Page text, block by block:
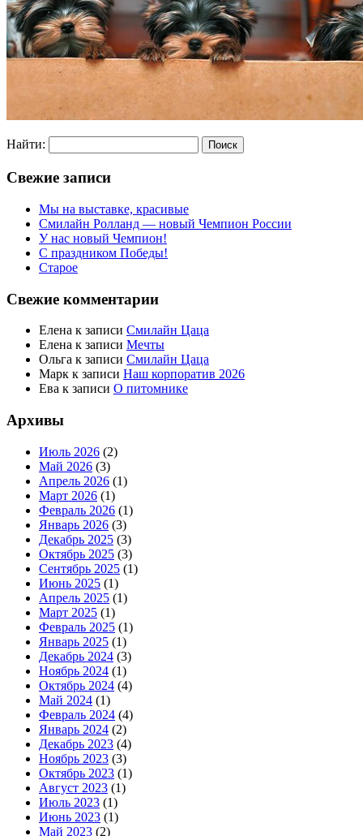
Найти:
Свежие записи
Мы на выставке, красивые
Смилайн Ролланд — новый Чемпион России
У нас новый Чемпион!
С праздником Победы!
Старое
Свежие комментарии
Елена к записи Смилайн Цаца
Елена к записи Мечты
Ольга к записи Смилайн Цаца
Марк к записи Наш корпоратив 2026
Ева к записи О питомнике
Архивы
Июль 2026 (2)
Май 2026 (3)
Апрель 2026 (1)
Март 2026 (1)
Февраль 2026 (1)
Январь 2026 (3)
Декабрь 2025 (3)
Октябрь 2025 (3)
Сентябрь 2025 (1)
Июнь 2025 (1)
Апрель 2025 (1)
Март 2025 (1)
Февраль 2025 (1)
Январь 2025 (1)
Декабрь 2024 (3)
Ноябрь 2024 (1)
Октябрь 2024 (4)
Май 2024 (1)
Февраль 2024 (4)
Январь 2024 (2)
Декабрь 2023 (4)
Ноябрь 2023 (3)
Октябрь 2023 (1)
Август 2023 (1)
Июль 2023 (1)
Июнь 2023 (1)
Май 2023 (2)